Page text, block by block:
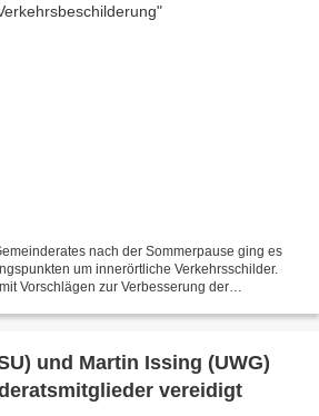
nach der Sommerpause ging es
um innerörtliche Verkehrsschilder.
Vorschlägen zur Verbesserung der
und Martin Issing (UWG)
vereidigt